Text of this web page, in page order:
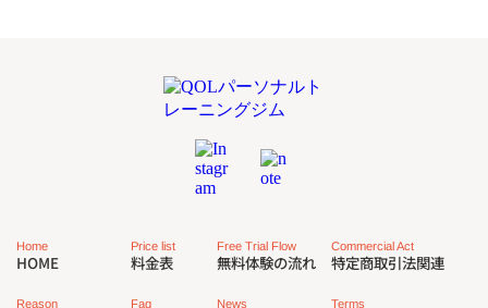
Home
HOME
Reason
Price list
料金表
Faq
Free Trial Flow
無料体験の流れ
News
Commercial Act
特定商取引法関連
Terms